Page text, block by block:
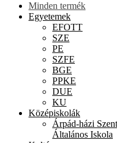
Minden termék
Egyetemek
EFOTT
SZE
PE
SZFE
BGE
PPKE
DUE
KU
Középiskolák
Árpád-házi
Általános Iskola